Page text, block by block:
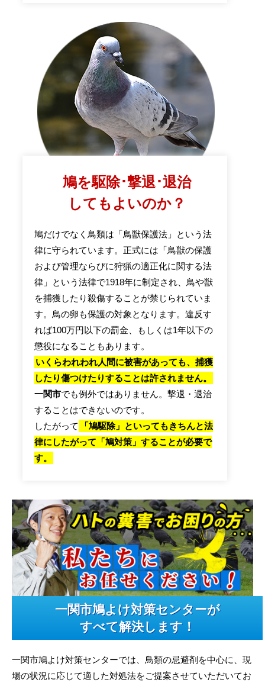
鳩を駆除･撃退･退治
してもよいのか？
鳩だけでなく鳥類は「鳥獣保護法」という法
律に守られています。正式には「鳥獣の保護
および管理ならびに狩猟の適正化に関する法
律」という法律で1918年に制定され、鳥や獣
を捕獲したり殺傷することが禁じられていま
す。鳥の卵も保護の対象となります。違反す
れば100万円以下の罰金、もしくは1年以下の
懲役になることもあります。
いくらわれわれ人間に被害があっても、捕獲
したり傷つけたりすることは許されません。
一関市でも例外ではありません。撃退・退治
することはできないのです。
したがって
「鳩駆除」といってもきちんと法
律にしたがって「鳩対策」することが必要で
す。
一関市鳩よけ対策センターが
すべて解決します！
一関市鳩よけ対策センターでは、鳥類の忌避剤を中心に、現
場の状況に応じて適した対処法をご提案させていただいてお